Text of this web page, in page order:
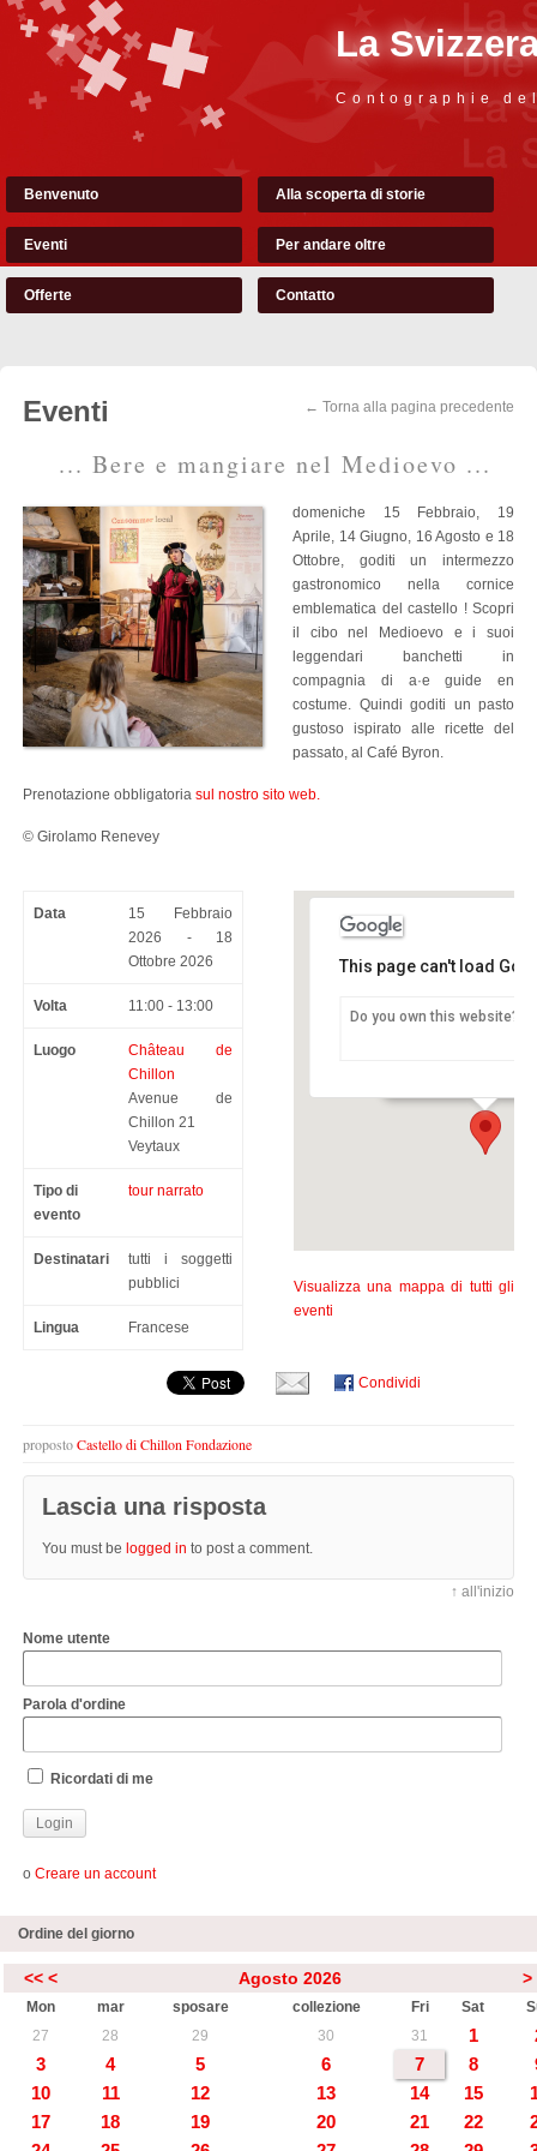
La
Contographie
Benvenuto Alla scoperta di storie
Eventi Per andare oltre
Offerte Contatto
← Torna alla pagina precedente
Eventi
... Bere e mangiare nel Medioevo ...
domeniche 15 Febbraio, 19
Aprile, 14 Giugno, 16 Agosto e 18
Ottobre, goditi un intermezzo
gastronomico nella cornice
emblematica del castello ! Scopri
il cibo nel Medioevo e i suoi
leggendari banchetti in
compagnia di a·e guide en
costume. Quindi goditi un pasto
gustoso ispirato alle ricette del
passato, al Café Byron.
Prenotazione obbligatoria sul nostro sito web.
© Girolamo Renevey
Data
15 Febbraio
2026 - 18
Ottobre 2026
Volta 11:00 - 13:00
Luogo
Château de
Chillon
Avenue de
Chillon 21
Veytaux
Tipo di
evento
tour narrato
Destinatari
tutti i soggetti
pubblici
Lingua Francese
This page can't load
Do you own this website?
Visualizza una mappa di tutti gli
eventi
Condividi
propostoCastello di Chillon Fondazione
Lascia una risposta
You must be logged in to post a comment.
↑ all'inizio
Nome utente
Parola d'ordine
Ricordati di me
o Creare un account
Ordine del giorno
<< < Agosto 2026 >
Mon mar sposare collezione Fri Sat
27
28 29 30 31 1
3
4 5 6 7 8
10
11 12 13 14 15
17
18 19 20 21 22